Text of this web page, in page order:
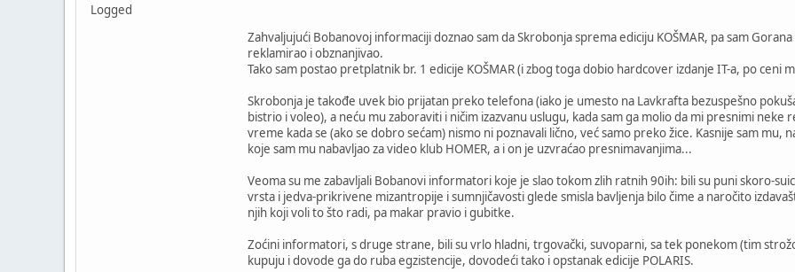
Logged
Zahvaljujući Bobanovoj informaciji doznao sam da Skrobonja sprema ediciju KOŠMAR, pa sam
reklamirao i obznanjivao.
Tako sam postao pretplatnik br. 1 edicije KOŠMAR (i zbog toga dobio hardcover izdanje IT-a, po ceni
Skrobonja je takođe uvek bio prijatan preko telefona (iako je umesto na Lavkrafta bezuspešno
bistrio i voleo), a neću mu zaboraviti i ničim izazvanu uslugu, kada sam ga molio da mi presnimi
vreme kada se (ako se dobro sećam) nismo ni poznavali lično, već samo preko žice. Kasnije sam
koje sam mu nabavljao za video klub HOMER, a i on je uzvraćao presnimavanjima...
Veoma su me zabavljali Bobanovi informatori koje je slao tokom zlih ratnih 90ih: bili su puni skoro-
vrsta i jedva-prikrivene mizantropije i sumnjičavosti glede smisla bavljenja bilo čime a naročito
njih koji voli to što radi, pa makar pravio i gubitke.
Zoćini informatori, s druge strane, bili su vrlo hladni, trgovački, suvoparni, sa tek ponekom (tim
kupuju i dovode ga do ruba egzistencije, dovodeći tako i opstanak edicije POLARIS.